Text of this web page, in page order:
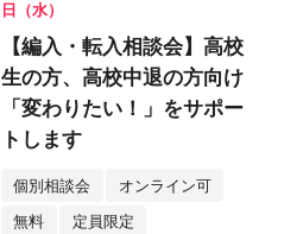
日（水）
【編入・転入相談会】高校
生の方、高校中退の方向け
「変わりたい！」をサポー
トします
個別相談会 オンライン可
無料 定員限定